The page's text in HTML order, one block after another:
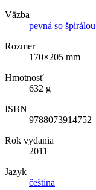
Väzba
pevná so špirálou
Rozmer
170×205 mm
Hmotnosť
632 g
ISBN
9788073914752
Rok vydania
2011
Jazyk
čeština